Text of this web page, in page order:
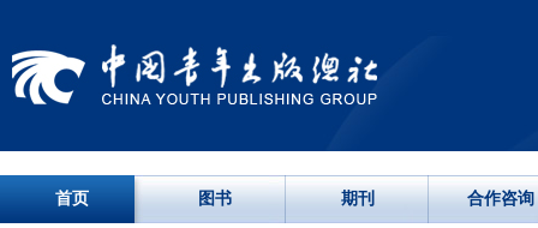
首页 图书 期刊 合作咨询